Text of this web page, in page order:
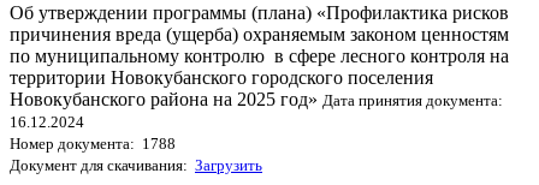
Об утверждении программы (плана) «Профилактика рисков
причинения вреда (ущерба) охраняемым законом ценностям
по муниципальному контролю в сфере лесного контроля на
территории Новокубанского городского поселения
Новокубанского района на 2025 год» Дата принятия документа:
16.12.2024
Номер документа: 1788
Документ для скачивания: Загрузить